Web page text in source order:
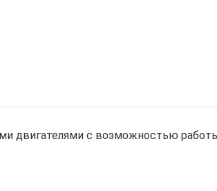
двигателями с возможностью